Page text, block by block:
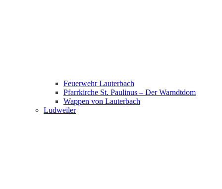
Feuerwehr Lauterbach
Pfarrkirche St. Paulinus – Der Warndtdom
Wappen von Lauterbach
Ludweiler